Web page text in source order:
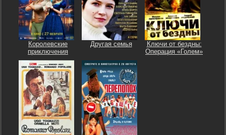
Королевские
приключения
Другая семья
Ключи от бездны:
Операция «Голем»